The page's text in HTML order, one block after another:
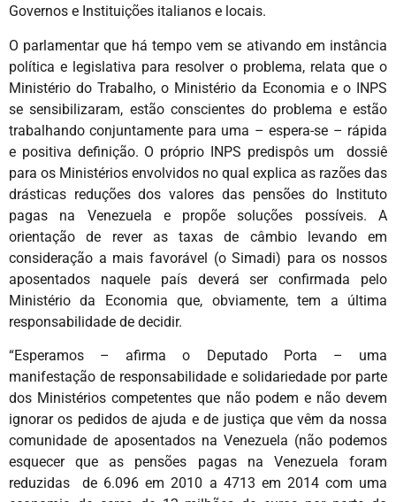
Governos e Instituições italianos e locais.
O parlamentar que há tempo vem se ativando em instância
política e legislativa para resolver o problema, relata que o
Ministério do Trabalho, o Ministério da Economia e o INPS
se sensibilizaram, estão conscientes do problema e estão
trabalhando conjuntamente para uma – espera-se – rápida
e positiva definição. O próprio INPS predispôs um dossiê
para os Ministérios envolvidos no qual explica as razões das
drásticas reduções dos valores das pensões do Instituto
pagas na Venezuela e propõe soluções possíveis. A
orientação de rever as taxas de câmbio levando em
consideração a mais favorável (o Simadi) para os nossos
aposentados naquele país deverá ser confirmada pelo
Ministério da Economia que, obviamente, tem a última
responsabilidade de decidir.
“Esperamos – afirma o Deputado Porta – uma
manifestação de responsabilidade e solidariedade por parte
dos Ministérios competentes que não podem e não devem
ignorar os pedidos de ajuda e de justiça que vêm da nossa
comunidade de aposentados na Venezuela (não podemos
esquecer que as pensões pagas na Venezuela foram
reduzidas de 6.096 em 2010 a 4713 em 2014 com uma